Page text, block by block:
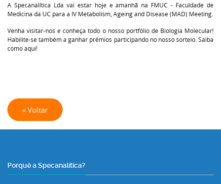
A Specanalítica Lda vai estar hoje e amanhã na FMUC - Faculdade de
Medicina da UC para a IV Metabolism, Ageing and Disease (MAD) Meeting.
Venha visitar-nos e conheça todo o nosso portfólio de Biologia Molecular!
Habilite-se também a ganhar prémios participando no nosso sorteio. Saiba
comoaqui!
« Voltar
Porquê a Specanalítica?